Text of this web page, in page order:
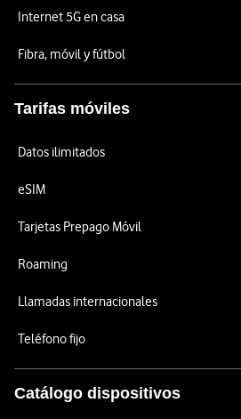
Internet 5G en casa
Fibra, móvil y fútbol
Tarifas móviles
Datos ilimitados
eSIM
Tarjetas Prepago Móvil
Roaming
Llamadas internacionales
Teléfono fijo
Catálogo dispositivos